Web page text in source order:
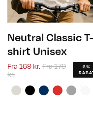
Neutral Classic T-
shirt Unisex
Fra 169 kr. Fra179
kr.
6%